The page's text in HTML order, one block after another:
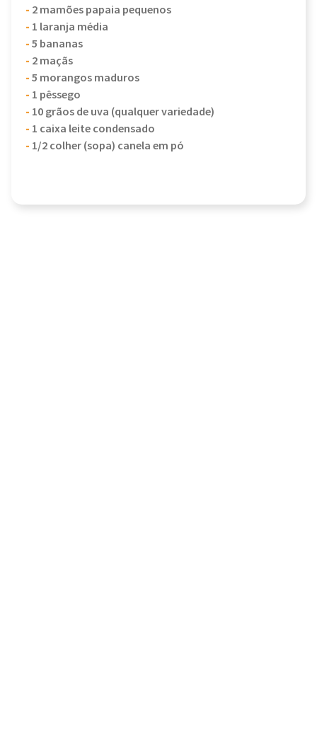
- 2 mamões papaia pequenos
- 1 laranja média
-5 bananas
- 2 maçãs
-5 morangos maduros
- 1 pêssego
- 10 grãos de uva (qualquer variedade)
- 1 caixa leite condensado
- 1/2 colher (sopa) canela em pó